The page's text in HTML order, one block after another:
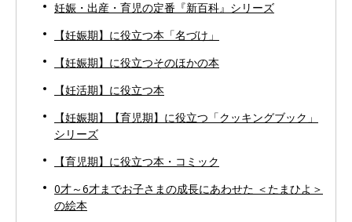
妊娠・出産・育児の定番『新百科』シリーズ
【妊娠期】に役立つ本「名づけ」
【妊娠期】に役立つそのほかの本
【妊活期】に役立つ本
【妊娠期】【育児期】に役立つ「クッキングブック」
シリーズ
【育児期】に役立つ本・コミック
0才～6才までお子さまの成長にあわせた ＜たまひよ＞
の絵本